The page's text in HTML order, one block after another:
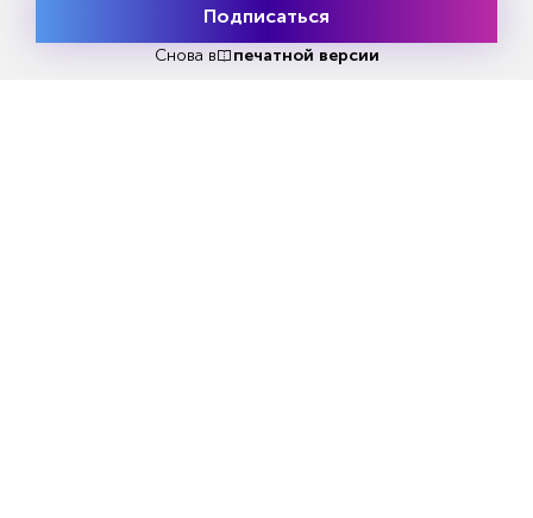
который позволит сэкономить тысячи часов в
финансовом секторе, бухгалтерии и секторе
Попробовать
Подписаться
Снова в печатной версии